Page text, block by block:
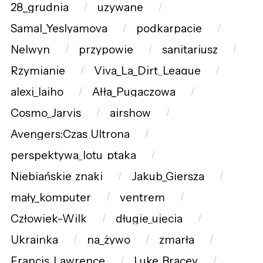
28_grudnia
uzywane
Samal_Yeslyamova
podkarpacie
Nelwyn
przypowie
sanitariusz
Rzymianie
Viva_La_Dirt_League
alexi_laiho
Ałła_Pugaczowa
Cosmo_Jarvis
airshow
Avengers:Czas_Ultrona
perspektywa_lotu_ptaka
Niebiańskie_znaki
Jakub_Giersza
mały_komputer
ventrem
Człowiek-Wilk
długie_ujęcia
Ukrainka
na_żywo
zmarła